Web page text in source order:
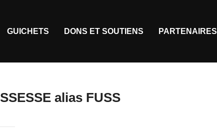
GUICHETS DONS ET SOUTIENS PARTENAIRES
alias FUSS